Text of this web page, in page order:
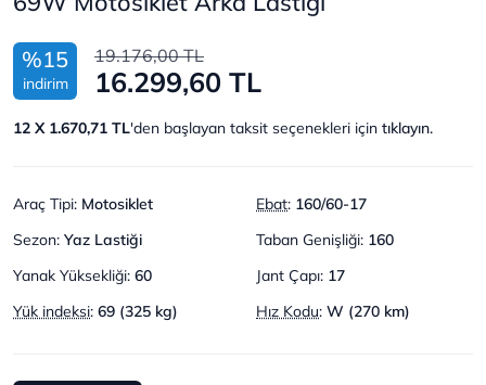
%15
indirim
19.176,00 TL
16.299,60 TL
12 X 1.670,71 TL'den başlayan taksit seçenekleri için tıklayın.
Araç Tipi: Motosiklet Ebat: 160/60-17
Sezon: Yaz Lastiği Taban Genişliği: 160
Yanak Yüksekliği: 60 Jant Çapı: 17
Yük indeksi: 69 (325 kg) Hız Kodu: W (270 km)